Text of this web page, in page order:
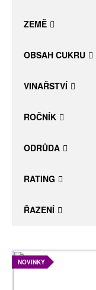
Daniel Pesat Wine
Blog
Letní vína
ZEMĚ
OBSAH CUKRU
VINAŘSTVÍ
ROČNÍK
ODRŮDA
RATING
ŘAZENÍ
NOVINKY